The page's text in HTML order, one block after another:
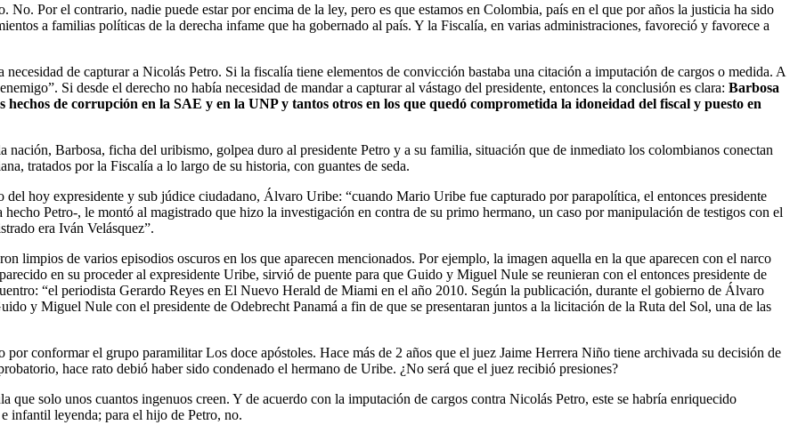
Por el contrario, nadie puede estar por encima de la ley, pero es que estamos en Colombia, país en el que por años la justicia ha sido
a familias políticas de la derecha infame que ha gobernado al país. Y la Fiscalía, en varias administraciones, favoreció y favorece a
de capturar a Nicolás Petro. Si la fiscalía tiene elementos de convicción bastaba una citación a imputación de cargos o medida. A
Si desde el derecho no había necesidad de mandar a capturar al vástago del presidente, entonces la conclusión es clara: Barbosa
de corrupción en la SAE y en la UNP y tantos otros en los que quedó comprometida la idoneidad del fiscal y puesto en
nación, Barbosa, ficha del uribismo, golpea duro al presidente Petro y a su familia, situación que de inmediato los colombianos conectan
tratados por la Fiscalía a lo largo de su historia, con guantes de seda.
hoy expresidente y sub júdice ciudadano, Álvaro Uribe: “cuando Mario Uribe fue capturado por parapolítica, el entonces presidente
Petro-, le montó al magistrado que hizo la investigación en contra de su primo hermano, un caso por manipulación de testigos con el
era Iván Velásquez”.
limpios de varios episodios oscuros en los que aparecen mencionados. Por ejemplo, la imagen aquella en la que aparecen con el narco
en su proceder al expresidente Uribe, sirvió de puente para que Guido y Miguel Nule se reunieran con el entonces presidente de
“el periodista Gerardo Reyes en El Nuevo Herald de Miami en el año 2010. Según la publicación, durante el gobierno de Álvaro
y Miguel Nule con el presidente de Odebrecht Panamá a fin de que se presentaran juntos a la licitación de la Ruta del Sol, una de las
por conformar el grupo paramilitar Los doce apóstoles. Hace más de 2 años que el juez Jaime Herrera Niño tiene archivada su decisión de
hace rato debió haber sido condenado el hermano de Uribe. ¿No será que el juez recibió presiones?
solo unos cuantos ingenuos creen. Y de acuerdo con la imputación de cargos contra Nicolás Petro, este se habría enriquecido
infantil leyenda; para el hijo de Petro, no.